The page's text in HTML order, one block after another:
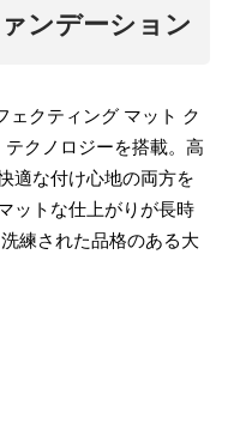
ンデーション
ェクティング マット ク
クノロジーを搭載。高
適な付け心地の両方を
ットな仕上がりが長時
練された品格のある大